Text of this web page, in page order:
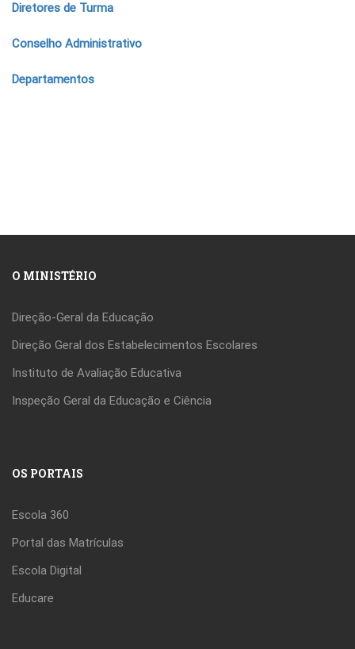
Diretores de Turma
Conselho Administrativo
Departamentos
O MINISTÉRIO
Direção-Geral da Educação
Direção Geral dos Estabelecimentos Escolares
Instituto de Avaliação Educativa
Inspeção Geral da Educação e Ciência
OS PORTAIS
Escola 360
Portal das Matrículas
Escola Digital
Educare